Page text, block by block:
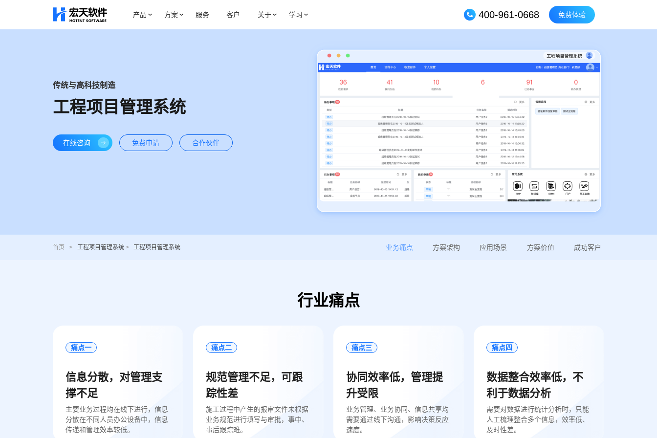
产品 方案 服务 客户 关于 学习 400-961-0668 免费体验
传统与高科技制造
工程项目管理系统
在线咨询 免费申请 合作伙伴
首页 > 工程项目管理系统> 工程项目管理系统 业务痛点 方案架构 应用场景 方案价值 成功客户
行业痛点
痛点一
信息分散，对管理支
撑不足
主要业务过程均在线下进行，信息
分散在不同人员办公设备中，信息
传递和管理效率较低。
痛点二
规范管理不足，可跟
踪性差
施工过程中产生的报审文件未根据
业务规范进行填写与审批，事中、
事后跟踪难。
痛点三
协同效率低，管理提
升受限
业务管理、业务协同、信息共享均
需要通过线下沟通，影响决策反应
速度。
痛点四
数据整合效率低，不
利于数据分析
需要对数据进行统计分析时，只能
人工梳理整合多个信息，效率低、
及时性差。